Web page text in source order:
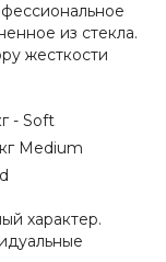
из стекла.
жесткости
- Soft
Medium
характер.